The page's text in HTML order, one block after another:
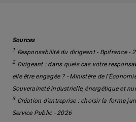
Sources
1 Responsabilité du dirigeant- Bpifrance -
2 Dirigeant : dans quels cas votre
elle être engagée ?- Ministère de
Souveraineté industrielle, énergétique et
3 Création d'entreprise : choisir la forme
Service Public - 2026